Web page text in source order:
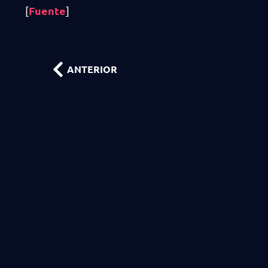
[Fuente]
ANTERIOR